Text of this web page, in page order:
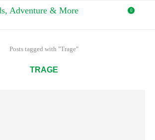
0
Posts tagged with "Trage"
TRAGE